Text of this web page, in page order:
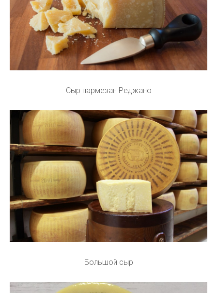
Сыр пармезан Реджано
Большой сыр